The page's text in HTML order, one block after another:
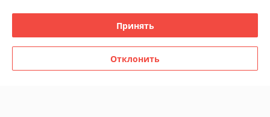
от9,90руб.
500 мм
от18,50руб. от
Принять
Отклонить